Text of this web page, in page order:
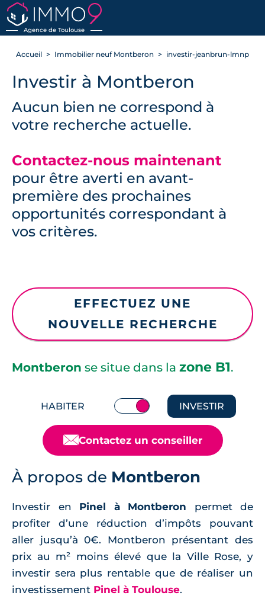
Agence de Toulouse
RETOUR
Accueil Immobilier neuf Montberon investir-jeanbrun-lmnp
Investir à Montberon
Aucun bien ne correspond à
votre recherche actuelle.
Contactez-nous maintenant
pour être averti en avant-
première des prochaines
opportunités correspondant à
vos critères.
EFFECTUEZ UNE
NOUVELLE RECHERCHE
Montberon se situe dans la zone B1.
HABITER INVESTIR
📧Contactez un conseiller
À propos de Montberon
Investir en Pinel à Montberon permet de
profiter d’une réduction d’impôts pouvant
aller jusqu’à 0€. Montberon présentant des
prix au m² moins élevé que la Ville Rose, y
investir sera plus rentable que de réaliser un
investissement Pinel à Toulouse.